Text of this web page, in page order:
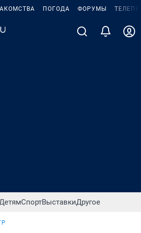
ПОГОДА ФОРУМЫ
СпортВыставкиДругое